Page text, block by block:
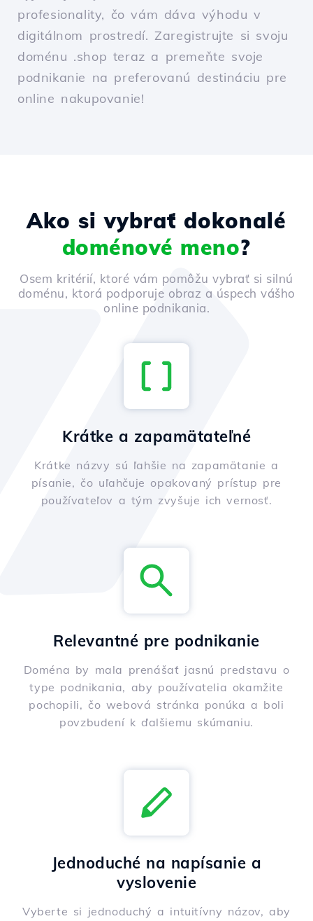
profesionality, čo vám dáva výhodu v
digitálnom prostredí. Zaregistrujte si svoju
doménu .shop teraz a premeňte svoje
podnikanie na preferovanú destináciu pre
online nakupovanie!
Ako si vybrať dokonalé
doménové meno?
Osem kritérií, ktoré vám pomôžu vybrať si silnú
doménu, ktorá podporuje obraz a úspech vášho
online podnikania.
Krátke a zapamätateľné
Krátke názvy sú ľahšie na zapamätanie a
písanie, čo uľahčuje opakovaný prístup pre
používateľov a tým zvyšuje ich vernosť.
Relevantné pre podnikanie
Doména by mala prenášať jasnú predstavu o
type podnikania, aby používatelia okamžite
pochopili, čo webová stránka ponúka a boli
povzbudení k ďalšiemu skúmaniu.
Jednoduché na napísanie a
vyslovenie
Vyberte si jednoduchý a intuitívny názov, aby